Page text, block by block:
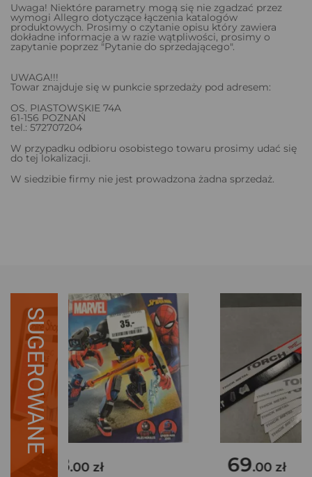
Uwaga! Niektóre parametry mogą się nie zgadzać przez
wymogi Allegro dotyczące łączenia katalogów
produktowych. Prosimy o czytanie opisu który zawiera
dokładne informacje a w razie wątpliwości, prosimy o
zapytanie poprzez "Pytanie do sprzedającego".
UWAGA!!!
Towar znajduje się w punkcie sprzedaży pod adresem:
OS. PIASTOWSKIE 74A
61-156 POZNAŃ
tel.: 572707204
W przypadku odbioru osobistego towaru prosimy udać się
do tej lokalizacji.
W siedzibie firmy nie jest prowadzona żadna sprzedaż.
SUGEROWANE
.00 zł 69.00 zł